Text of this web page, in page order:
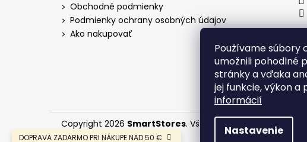
Používame súbory
umožnili pohodlné
stránky a vďaka
jej funkcie, výkon a
informácií
Nastavenie
DOPRAVA ZADARMO PRI NÁKUPE NAD 50 €
Obchodné podmienky
Podmienky ochrany osobných údajov
Ako nakupovať
Copyright 2026 SmartStores. Všetky práva vyhradené.